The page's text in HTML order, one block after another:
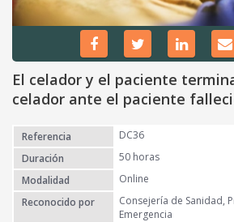
El celador y el paciente
celador ante el paciente
Referencia
DC36
Duración
50 horas
Modalidad
Online
Reconocido por
Consejería de Sanidad,
Emergencia